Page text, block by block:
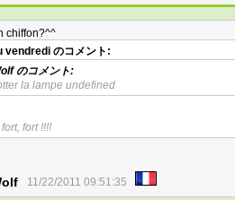
chiffon?^^
vendredi のコメント:
のコメント:
la lampe undefined
fort !!!!
11/22/2011 09:51:35